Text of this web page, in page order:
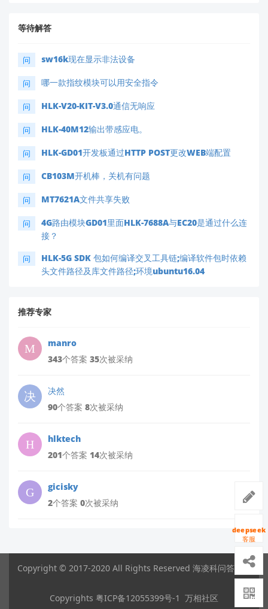
等待解答
问 sw16k现在显示非法设备
问 哪一款指纹模块可以用安全指令
问 HLK-V20-KIT-V3.0通信无响应
问 HLK-40M12输出带感应电。
问 HLK-GD01开发板通过HTTP POST更改WEB端配置
问 CB103M开机棒，关机有问题
问 MT7621A文件共享失败
问
4G路由模块GD01里面HLK-7688A与EC20是通过什么连
接？
问
HLK-5G SDK 包如何编译交叉工具链;编译软件包时依赖
头文件路径及库文件路径;环境ubuntu16.04
推荐专家
manro
343个答案 35次被采纳
决然
90个答案 8次被采纳
hlktech
201个答案 14次被采纳
gicisky
2个答案 0次被采纳
Copyright © 2017-2020 All Rights Reserved 海凌科问答平台
Copyrights 粤ICP备12055399号-1 万相社区
deepseek
客服